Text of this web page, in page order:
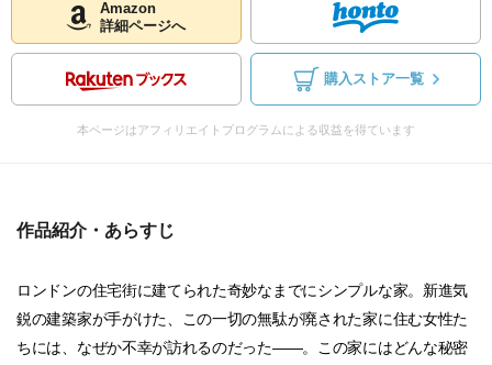
Amazon
詳細ページへ
購入ストア一覧
本ページはアフィリエイトプログラムによる収益を得ています
作品紹介・あらすじ
ロンドンの住宅街に建てられた奇妙なまでにシンプルな家。新進気
鋭の建築家が手がけた、この一切の無駄が廃された家に住む女性た
ちには、なぜか不幸が訪れるのだった――。この家にはどんな秘密